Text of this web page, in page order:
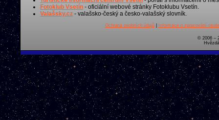
Fotoklub Vsetín - oficiální webové stránky Fotoklubu Vsetín.
Valašsky.cz - valašsko-český a česko-valašský slovník.
Ochrana osobních údajů| Informace o zpracování
© 2006 –